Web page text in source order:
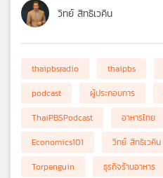
วิทย์ สิทธิเวคิน
thaipbsradio thaipbs
podcast
ผู้ประกอบการ
ThaiPBSPodcast
อาหารไทย
Economics101
วิทย์ สิทธิเวคิน
Torpenguin
ธุรกิจร้านอาหาร